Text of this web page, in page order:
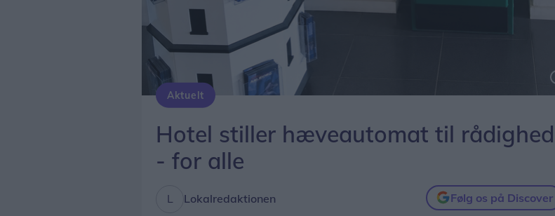
Aktuelt
Hotel stiller hæveautomat til rådighed
- for alle
Lokalredaktionen Følg os på Discover